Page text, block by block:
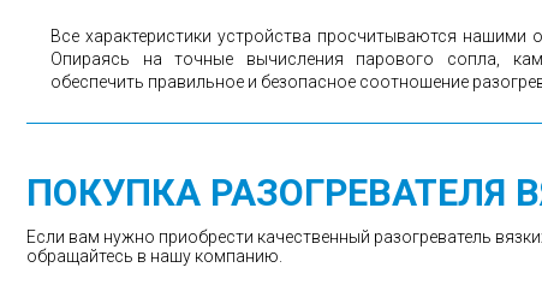
Все характеристики устройства просчитываются нашими
Опираясь на точные вычисления парового сопла,
обеспечить правильное и безопасное соотношение
ПОКУПКА РАЗОГРЕВАТЕЛЯ
Если вам нужно приобрести качественный разогреватель
обращайтесь в нашу компанию.